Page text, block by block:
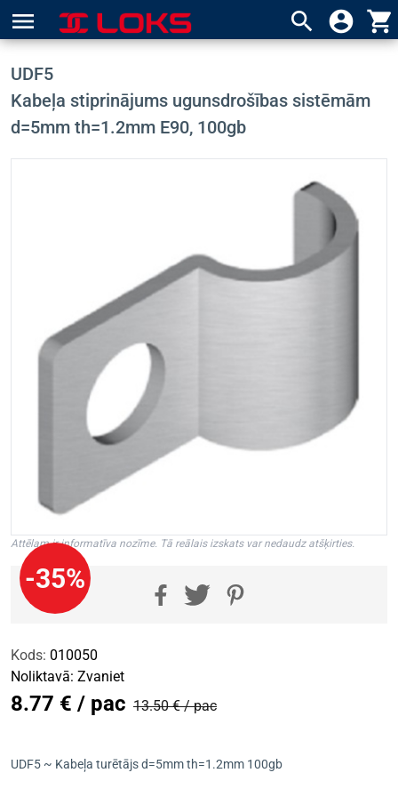
menu search account_circle shopping_cart
UDF5
Kabeļa stiprinājums ugunsdrošības sistēmām
d=5mm th=1.2mm E90, 100gb
-35%
Attēlam ir informatīva nozīme. Tā reālais izskats var nedaudz atšķirties.
Kods: 010050
Noliktavā: Zvaniet
8.77 € / pac 13.50 € / pac
UDF5 ~ Kabeļa turētājs d=5mm th=1.2mm 100gb